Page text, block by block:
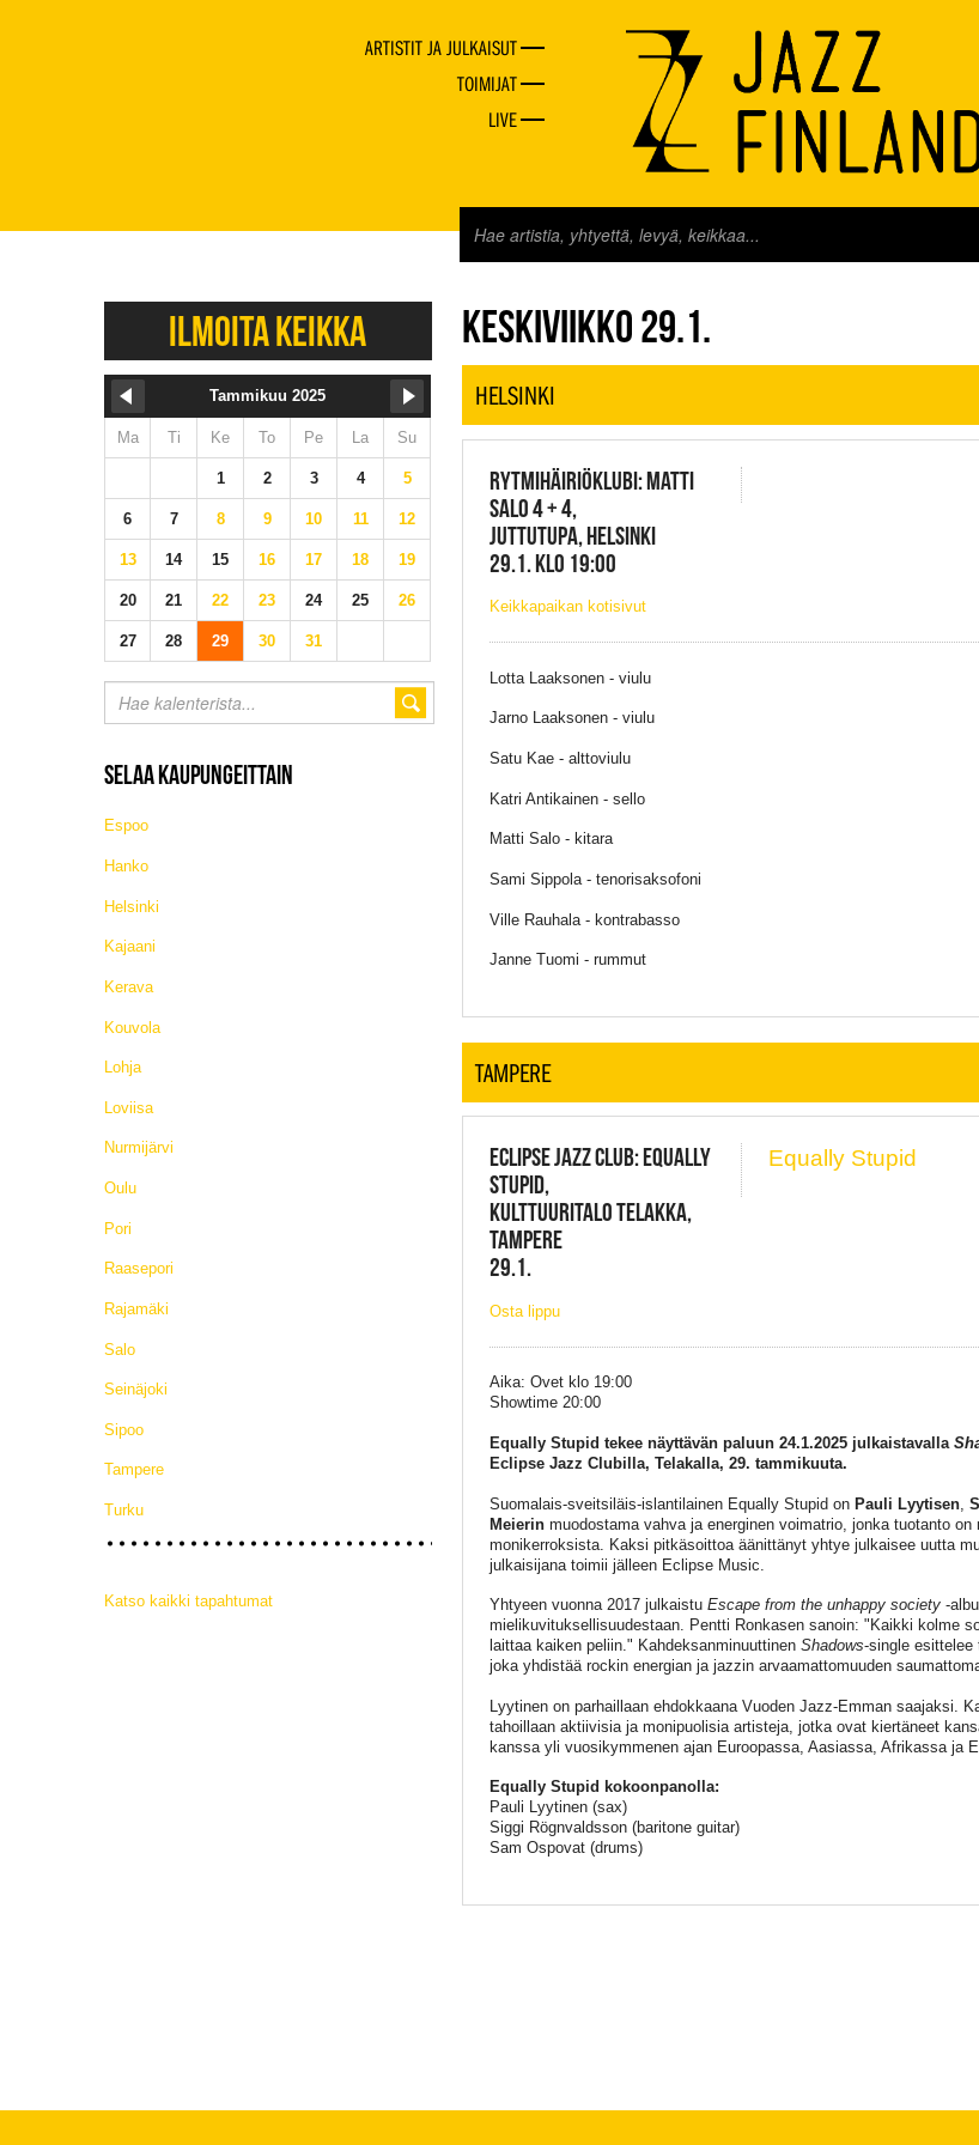
ARTISTIT JA JULKAISUT
TOIMIJAT
LIVE
ILMOITA KEIKKA
Tammikuu 2025
Ma Ti Ke To Pe La Su
1 2 3 4 5
6 7 8 9 10 11 12
13 14 15 16 17 18 19
20 21 22 23 24 25 26
27 28 29 30 31
SELAA KAUPUNGEITTAIN
Espoo
Hanko
Helsinki
Kajaani
Kerava
Kouvola
Lohja
Loviisa
Nurmijärvi
Oulu
Pori
Raasepori
Rajamäki
Salo
Seinäjoki
Sipoo
Tampere
Turku
Katso kaikki tapahtumat
JAZZ FINLAND LIVE
KESKIVIIKKO 29.1.
HELSINKI
RYTMIHÄIRIÖKLUBI: MATTI
SALO 4 + 4,
JUTTUTUPA, HELSINKI
29.1. KLO 19:00
Keikkapaikan kotisivut
Lotta Laaksonen - viulu
Jarno Laaksonen - viulu
Satu Kae - alttoviulu
Katri Antikainen - sello
Matti Salo - kitara
Sami Sippola - tenorisaksofoni
Ville Rauhala - kontrabasso
Janne Tuomi - rummut
TAMPERE
ECLIPSE JAZZ CLUB: EQUALLY
STUPID,
KULTTUURITALO TELAKKA,
TAMPERE
29.1.
Osta lippu
Equally Stupid
Aika: Ovet klo 19:00
Showtime 20:00
Equally Stupid tekee näyttävän paluun 24.1.2025 julkaistavalla
Eclipse Jazz Clubilla, Telakalla, 29. tammikuuta.
Suomalais-sveitsiläis-islantilainen Equally Stupid on Pauli Lyytisen,
Meierinmuodostama vahva ja energinen voimatrio, jonka tuotanto on
monikerroksista. Kaksi pitkäsoittoa äänittänyt yhtye julkaisee uutta
julkaisijana toimii jälleen Eclipse Music.
Yhtyeen vuonna 2017 julkaistu Escape from the unhappy society-
mielikuvituksellisuudestaan. Pentti Ronkasen sanoin: "Kaikki kolme
laittaa kaiken peliin." Kahdeksanminuuttinen Shadows-single esittelee
joka yhdistää rockin energian ja jazzin arvaamattomuuden
Lyytinen on parhaillaan ehdokkaana Vuoden Jazz-Emman saajaksi.
tahoillaan aktiivisia ja monipuolisia artisteja, jotka ovat kiertäneet
kanssa yli vuosikymmenen ajan Euroopassa, Aasiassa, Afrikassa ja
Equally Stupid kokoonpanolla:
Pauli Lyytinen (sax)
Siggi Rögnvaldsson (baritone guitar)
Sam Ospovat (drums)